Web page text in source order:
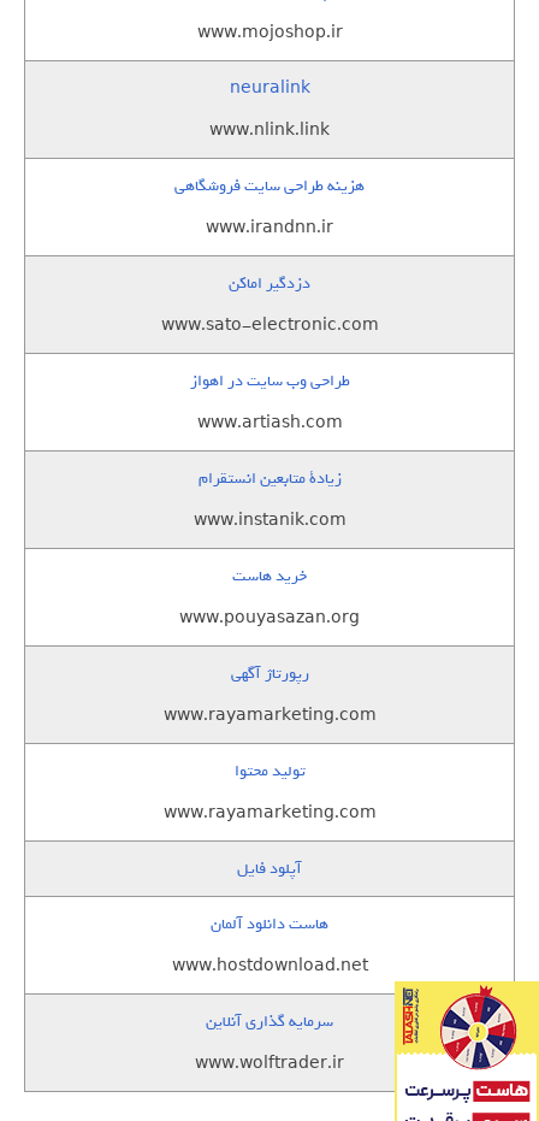
www.mojoshop.ir
neuralink
www.nlink.link
هزینه طراحی سایت فروشگاهی
www.irandnn.ir
دزدگیر اماکن
www.sato-electronic.com
طراحی وب سایت در اهواز
www.artiash.com
زيادة متابعين انستقرام
www.instanik.com
خرید هاست
www.pouyasazan.org
رپورتاژ آگهی
www.rayamarketing.com
تولید محتوا
www.rayamarketing.com
آپلود فایل
هاست دانلود آلمان
www.hostdownload.net
سرمایه گذاری آنلاین
www.wolftrader.ir